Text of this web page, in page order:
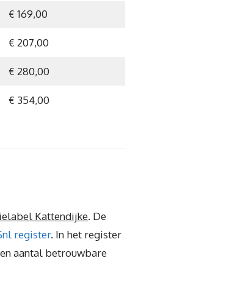
€ 169,00
€ 207,00
€ 280,00
€ 354,00
Kattendijke. De
register. In het register
aantal betrouwbare